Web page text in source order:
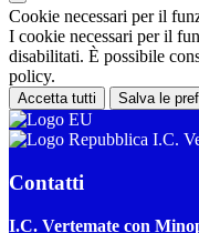
Cookie necessari per il
I cookie necessari per il
disabilitati. È possibile
policy.
Accetta tutti Salva le
I.C.
Contatti
I.C. Vertemate con